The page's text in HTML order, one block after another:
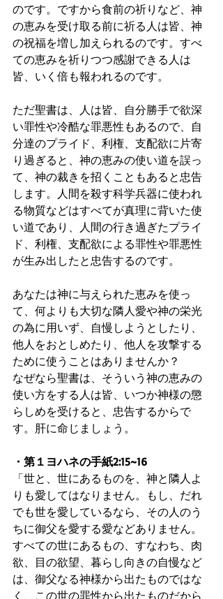
のです。ですから食前の祈りなど、神
の恵みを受け取る前に祈る人は皆、神
の祝福を増し加えられるのです。すべ
ての恵みを祈りつつ感謝できる人は
皆、いく倍も報われるのです。
ただ聖書は、人は皆、自分勝手で欲深
い罪性や冷酷な罪悪性もあるので、自
分達のプライド、利権、支配欲に片寄
り過ぎると、神の恵みの使い道を誤っ
て、神の裁きを招くこともあると忠告
します。人間を殺す科学兵器に使われ
る物質などはすべてが真理に背いた使
い道であり、人間の行き過ぎたプライ
ド、利権、支配欲による罪性や罪悪性
が生み出したと忠告するのです。
あなたは神に与えられた恵みを使っ
て、何よりも大切な隣人愛や神の栄光
の為に用いず、自慢しようとしたり、
他人をおとしめたり、他人を攻撃する
ために使うことはありませんか？
なぜなら聖書は、そういう神の恵みの
使い方をする人は皆、いつか神様の懲
らしめを受けると、忠告するからで
す。肝に命じましょう。
・第１ヨハネの手紙2:15~16
「世と、世にあるものを、神と隣人よ
りも愛してはなりません。もし、だれ
でも世を愛しているなら、その人のう
ちに御父を愛する愛などありません。
すべての世にあるもの、すなわち、肉
欲、目の欲望、暮らし向きの自慢など
は、御父なる神様から出たものではな
く、この世の罪性から出たものだから